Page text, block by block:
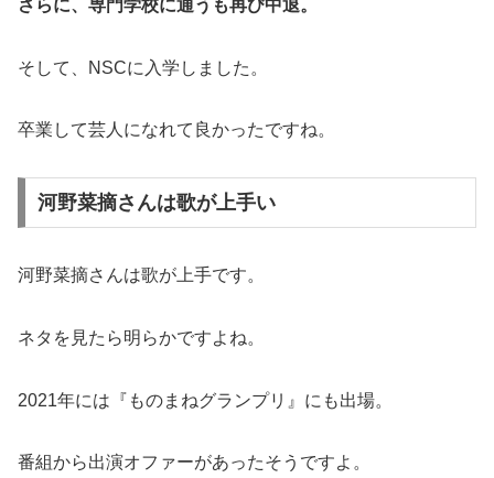
さらに、専門学校に通うも再び中退。
そして、NSCに入学しました。
卒業して芸人になれて良かったですね。
河野菜摘さんは歌が上手い
河野菜摘さんは歌が上手です。
ネタを見たら明らかですよね。
2021年には『ものまねグランプリ』にも出場。
番組から出演オファーがあったそうですよ。